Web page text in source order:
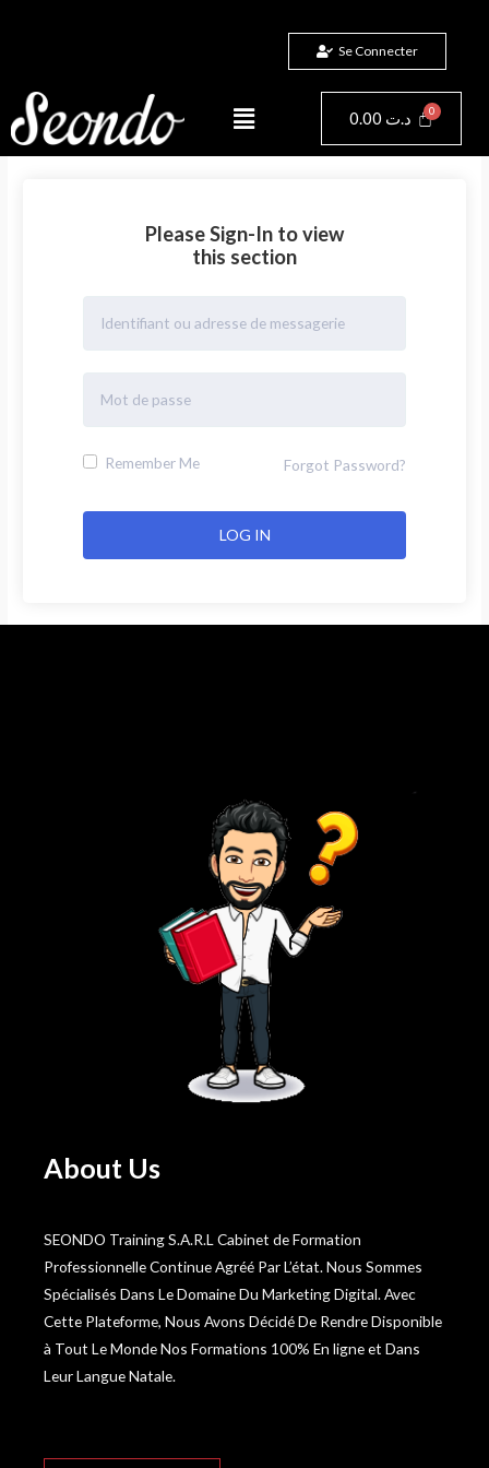
Se Connecter
Menu 0.00 د.ت Panier
Please Sign-In to view
this section
Remember Me Forgot Password?
About Us
SEONDO Training S.A.R.L Cabinet de Formation
Professionnelle Continue Agréé Par L’état. Nous Sommes
Spécialisés Dans Le Domaine Du Marketing Digital. Avec
Cette Plateforme, Nous Avons Décidé De Rendre Disponible
à Tout Le Monde Nos Formations 100% En ligne et Dans
Leur Langue Natale.